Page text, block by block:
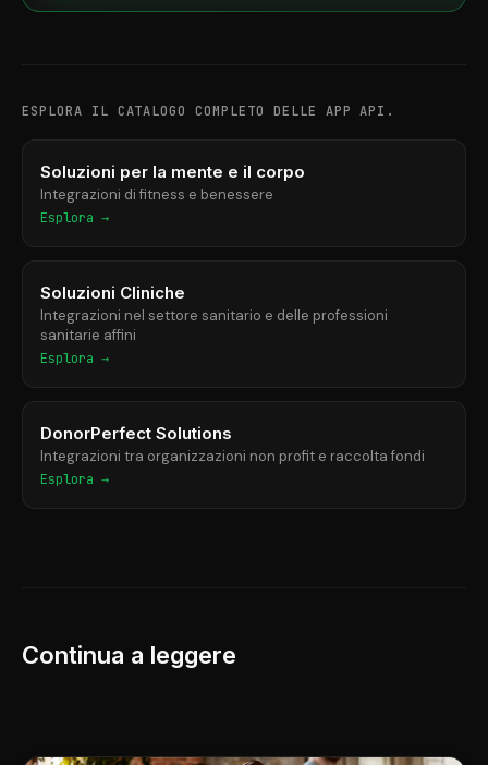
ESPLORA IL CATALOGO COMPLETO DELLE APP API.
Soluzioni per la mente e il corpo
Integrazioni di fitness e benessere
Esplora →
Soluzioni Cliniche
Integrazioni nel settore sanitario e delle professioni
sanitarie affini
Esplora →
DonorPerfect Solutions
Integrazioni tra organizzazioni non profit e raccolta fondi
Esplora →
Continua a leggere